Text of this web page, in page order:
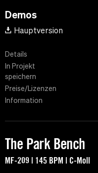
Demos
Hauptversion
Details
In Projekt
speichern
Preise/Lizenzen
Information
The Park Bench
MF-209 | 145 BPM | C-Moll